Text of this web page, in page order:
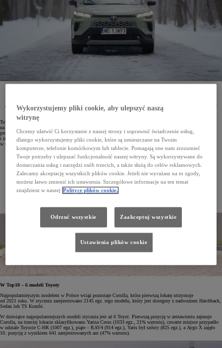
dominował również w swoim segmencie, podobnie jak Aygo X, Yaris, Yaris Cross, Toyota C-HR czy
RAV4.
Toyota po raz kolejny potwierdziła swoją dominującą pozycję na polskim rynku. W styczniu 2026 roku
na drogi wyjechało 8759 samochodów marki. Osiągnięto wyższą sprzedaż niż w przypadku dwóch kolejnych
producentów w zestawieniu razem wziętych. Auta Toyoty chętnie wybierali zarówno klientci flotowi, jak
i indywidualni. Firmy zarejestrowały łącznie 5607 samochodów, a osoby prywatne – 3152. Udział Toyoty
w rynku wyniósł 19,2%.
W Top10 – 6 modeli Toyoty
Najpopularniejszym modelem w Polsce wciąż pozostaje Corolla, która pierwszą lokatę utrzymuje
od 2021 roku. W styczniu zarejestrowano 2145 egz. tego modelu, który jest dostępny z nadwoziem Hatchback,
Sedan lub TS Kombi.
W dziesiątce najpopularniejszych modeli stycznia jest aż 6 Toyot. Pierwszą pozycję w zestawieniu zajmuje
Corolla, na trzeciej lokacie sklasyfikowano Yarisa Cross (1033 egz., 21% wzrostu), czwarte miejsce przypadło
w udziale Toyocie C-HR (1007 egz.), piąte – RAV4 (914 egz.), Yaris był szósty (825 egz.), a Aygo X zajęło
10. pozycję z wynikiem 641 zarejestrowanych aut (47% wzrostu).
Wykorzystujemy pliki cookie, aby ulepszyć naszą
witrynę
Chcemy ułatwić Ci korzystanie z naszej strony i usprawnić świadczenie usług,
dlatego wykorzystujemy pliki cookie, które są umieszczane na Twoim
komputerze, telefonie komórkowym lub tablecie. Pomagają one nam zrozumieć
Twoje potrzeby i ulepszać funkcjonalność naszej witryny. Są wykorzystywane do
dostarczania usług i narzędzi osób trzecich, a także służą do celów reklamowych.
Zalecamy akceptację wszystkich plików cookie. Jeżeli nie wyrażasz na to zgody,
możesz łatwo zmienić ich ustawienia. Szczegółowe informacje na ten temat
znajdziesz w naszej Polityce plików cookie.
Odrzuć wszystkie Zaakceptuj wszystkie
Ustawienia plików cookie